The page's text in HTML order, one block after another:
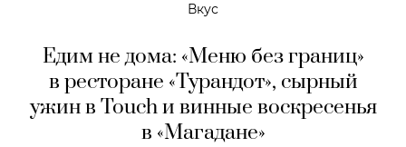
Вкус
Едим не дома: «Меню без границ»
в ресторане «Турандот», сырный
ужин в Touch и винные воскресенья
в «Магадане»